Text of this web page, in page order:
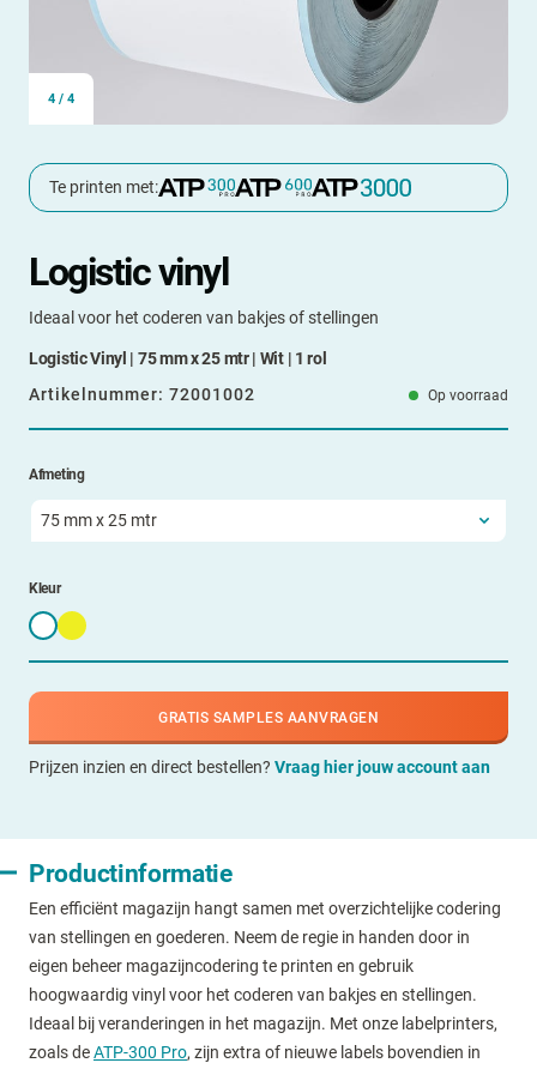
4 / 4
Te printen met:
Logistic vinyl
Ideaal voor het coderen van bakjes of stellingen
Logistic Vinyl | 75 mm x 25 mtr | Wit | 1 rol
Artikelnummer: 72001002 Op voorraad
Afmeting
Kleur
GRATIS SAMPLES AANVRAGEN
Prijzen inzien en direct bestellen? Vraag hier jouw account aan
Productinformatie
Een efficiënt magazijn hangt samen met overzichtelijke codering
van stellingen en goederen. Neem de regie in handen door in
eigen beheer magazijncodering te printen en gebruik
hoogwaardig vinyl voor het coderen van bakjes en stellingen.
Ideaal bij veranderingen in het magazijn. Met onze labelprinters,
zoals deATP-300 Pro, zijn extra of nieuwe labels bovendien in